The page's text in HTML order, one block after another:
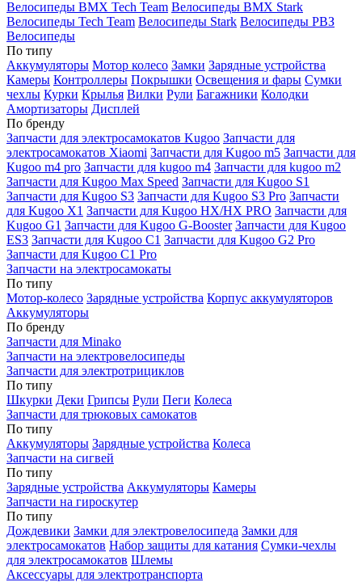
Велосипеды BMX Tech Team Велосипеды BMX Stark
Велосипеды Tech Team Велосипеды Stark Велосипеды РВЗ
Велосипеды
По типу
Аккумуляторы Мотор колесо Замки Зарядные устройства
Камеры Контроллеры Покрышки Освещения и фары Сумки
чехлы Курки Крылья Вилки Рули Багажники Колодки
Амортизаторы Дисплей
По бренду
Запчасти для электросамокатов Kugoo Запчасти для
электросамокатов Xiaomi Запчасти для Kugoo m5 Запчасти для
Кugoo m4 pro Запчасти для kugoo m4 Запчасти для kugoo m2
Запчасти для Kugoo Max Speed Запчасти для Kugoo S1
Запчасти для Kugoo S3 Запчасти для Kugoo S3 Pro Запчасти
для Kugoo X1 Запчасти для Kugoo HX/HX PRO Запчасти для
Kugoo G1 Запчасти для Kugoo G-Booster Запчасти для Kugoo
ES3 Запчасти для Kugoo C1 Запчасти для Kugoo G2 Pro
Запчасти для Kugoo C1 Pro
Запчасти на электросамокаты
По типу
Мотор-колесо Зарядные устройства Корпус аккумуляторов
Аккумуляторы
По бренду
Запчасти для Minako
Запчасти на электровелосипеды
Запчасти для электротрициклов
По типу
Шкурки Деки Грипсы Рули Пеги Колеса
Запчасти для трюковых самокатов
По типу
Аккумуляторы Зарядные устройства Колеса
Запчасти на сигвей
По типу
Зарядные устройства Аккумуляторы Камеры
Запчасти на гироскутер
По типу
Дождевики Замки для электровелосипеда Замки для
электросамокатов Набор защиты для катания Сумки-чехлы
для электросамокатов Шлемы
Аксессуары для электротранспорта